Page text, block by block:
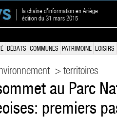
la chaîne d'information en Ariège
édition du 31 mars 2015
DÉBATS COMMUNES PATRIMOINE LOISIRS
> territoires
au Parc
premiers